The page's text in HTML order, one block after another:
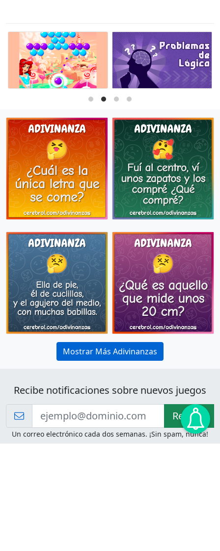
Mostrar Más Adivinanzas
Recibe notificaciones sobre nuevos juegos
Recibir!
Un correo electrónico cada dos semanas. ¡Sin spam, nunca!